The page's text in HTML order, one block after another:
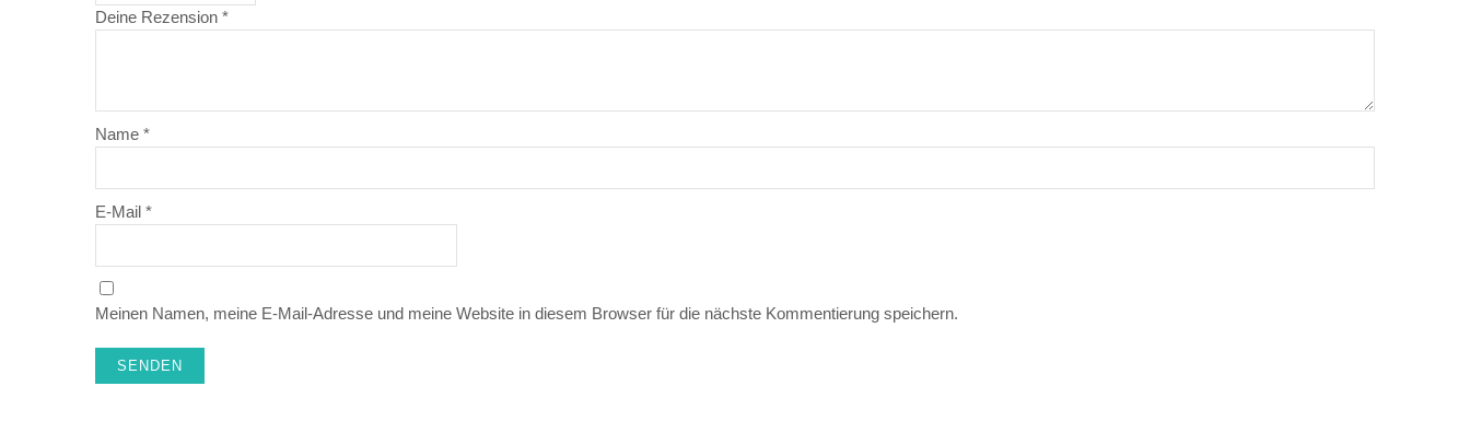
Deine Rezension *
Name *
E-Mail *
Meinen Namen, meine E-Mail-Adresse und meine Website in diesem Browser für die nächste Kommentierung speichern.